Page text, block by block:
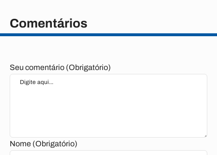
Comentários
Seu comentário (Obrigatório)
Nome (Obrigatório)